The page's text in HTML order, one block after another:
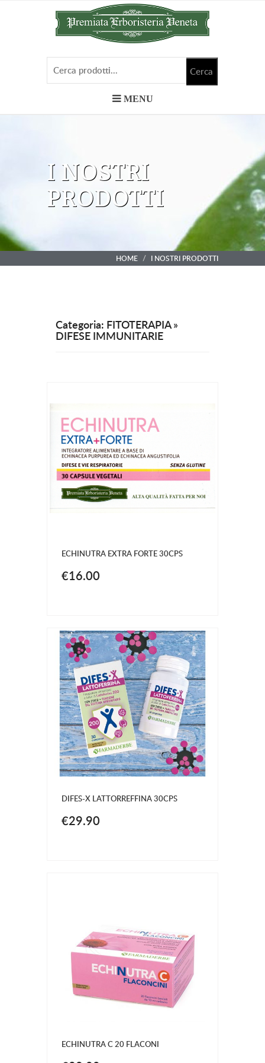
MENU
I NOSTRI
PRODOTTI
HOME I NOSTRI PRODOTTI
Categoria: FITOTERAPIA »
DIFESE IMMUNITARIE
ECHINUTRA EXTRA FORTE 30CPS
€16.00
DIFES-X LATTORREFFINA 30CPS
€29.90
ECHINUTRA C 20 FLACONI